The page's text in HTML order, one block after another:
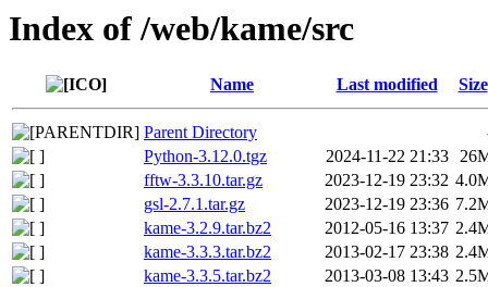
Index of /web/kame/src
Name Last modified Size
Parent Directory
Python-3.12.0.tgz
2024-11-22 21:33
fftw-3.3.10.tar.gz
2023-12-19 23:32
gsl-2.7.1.tar.gz
2023-12-19 23:36
kame-3.2.9.tar.bz2
2012-05-16 13:37
kame-3.3.3.tar.bz2
2013-02-17 23:38
kame-3.3.5.tar.bz2
2013-03-08 13:43